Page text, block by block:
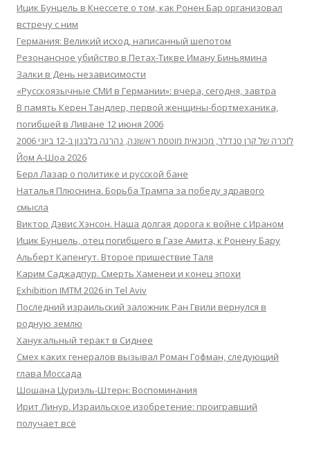
Ицик Бунцель в Кнессете о том, как Ронен Бар организовал
встречу с ним
Германия: Великий исход, написанный шепотом
Резонансное убийство в Петах-Тикве Иману Биньямина
Залки в День независимости
«Русскоязычные СМИ в Германии»: вчера, сегодня, завтра
В память Керен Тандлер, первой женщины-бортмеханика,
погибшей в Ливане 12 июня 2006
לזכרה של קרן טנדלר, מכונאית מוטסת ראשונה, נהרגה בלבנון ב-12 ביוני 2006
Йом А-Шоа 2026
Берл Лазар о политике и русской бане
Наталья Плюснина. Борьба Трампа за победу здравого
смысла
Виктор Дэвис Хэнсон. Наша долгая дорога к войне с Ираном
Ицик Бунцель, отец погибшего в Газе Амита, к Ронену Бару
Альберт Капенгут. Второе пришествие Таля
Карим Саджадпур. Смерть Хаменеи и конец эпохи
Exhibition IMTM 2026 in Tel Aviv
Последний израильский заложник Ран Гвили вернулся в
родную землю
Ханукальный теракт в Сиднее
Смех каких генералов вызывал Роман Гофман, следующий
глава Моссада
Шошана Цуриэль-Штерн: Воспоминания
Ирит Линур. Израильское изобретение: проигравший
получает всё